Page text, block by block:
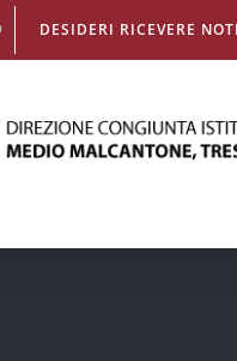
DESIDERI RICEVERE